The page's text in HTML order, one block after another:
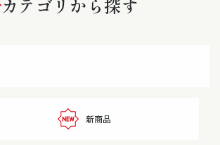
カテゴリから探す
新商品